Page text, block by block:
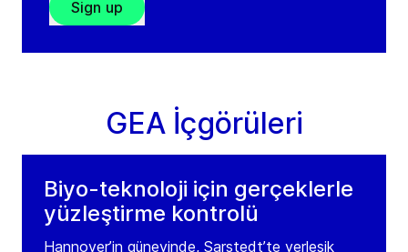
Sign up
GEA İçgörüleri
Biyo-teknoloji için gerçeklerle
yüzleştirme kontrolü
Hannover’in güneyinde, Sarstedt’te yerleşik